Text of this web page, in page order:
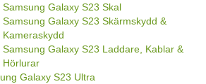
Samsung Galaxy S23 Skal
Samsung Galaxy S23 Skärmskydd &
Kameraskydd
Samsung Galaxy S23 Laddare, Kablar &
Hörlurar
Galaxy S23 Ultra